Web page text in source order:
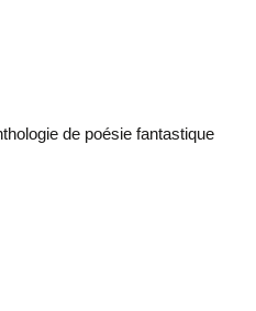
de poésie fantastique